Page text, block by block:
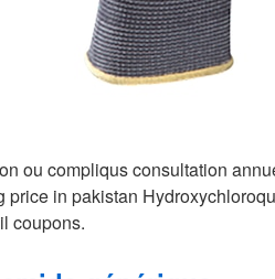
ou compliqus consultation
price in pakistan
coupons.